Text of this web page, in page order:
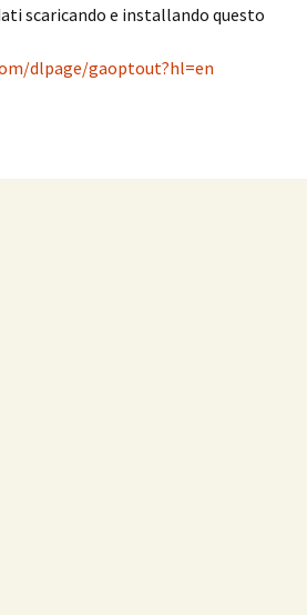
scaricando e installando questo
dlpage/gaoptout?hl=en